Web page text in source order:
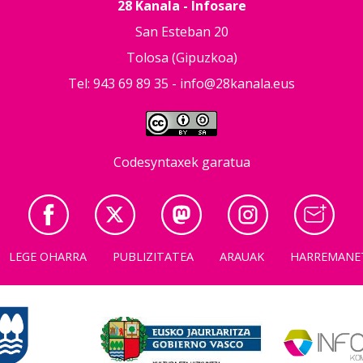
28 Kanala - Infosare
San Esteban 20
Tolosa (Gipuzkoa)
Tel: 943 69 89 35 - info@28kanala.eus
Codesyntaxek garatua
LEGE OHARRA PUBLIZITATEA ARAUAK